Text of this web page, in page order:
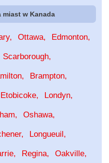
miast w Kanada
Ottawa Edmonton
Scarborough
Brampton
Etobicoke Londyn
Oshawa
Longueuil
Regina Oakville